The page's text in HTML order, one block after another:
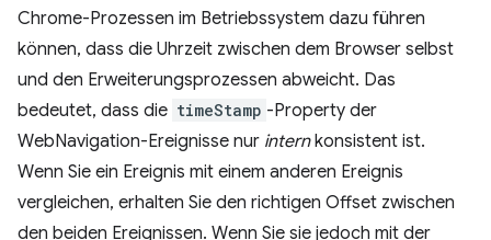
Chrome-Prozessen im Betriebssystem dazu führen
können, dass die Uhrzeit zwischen dem Browser selbst
und den Erweiterungsprozessen abweicht. Das
bedeutet, dass die timeStamp -Property der
WebNavigation-Ereignisse nur internkonsistent ist.
Wenn Sie ein Ereignis mit einem anderen Ereignis
vergleichen, erhalten Sie den richtigen Offset zwischen
den beiden Ereignissen. Wenn Sie sie jedoch mit der